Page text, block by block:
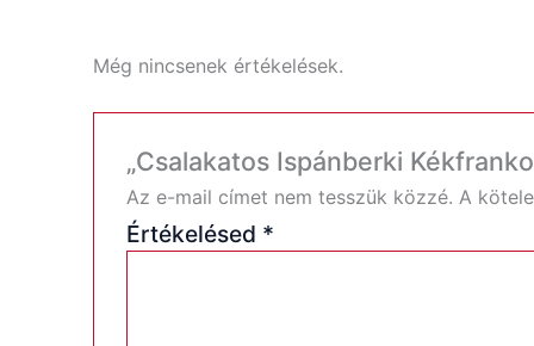
Még nincsenek értékelések.
„Csalakatos Ispánberki
Az e-mail címet nem tesszük közzé. A
Értékelésed *